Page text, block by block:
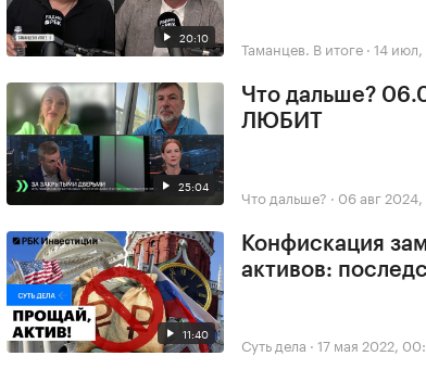
20:10 Таманцев. В итоге · 14 июл,
25:04
Что дальше?
ЛЮБИТ
Что дальше? · 06 авг 2024,
11:40
Конфискация
активов:
Суть дела · 17 мая 2022,